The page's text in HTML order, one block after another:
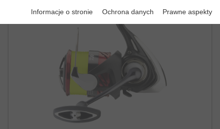
Informacje o stronie Ochrona danych Prawne aspekty